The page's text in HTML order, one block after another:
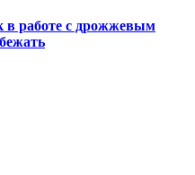
работе с дрожжевым